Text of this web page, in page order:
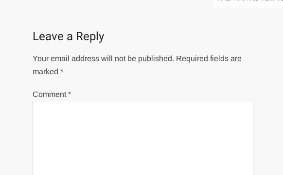
Leave a Reply
Your email address will not be published. Required fields are
marked*
Comment*